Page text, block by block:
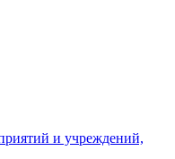
и учреждений,